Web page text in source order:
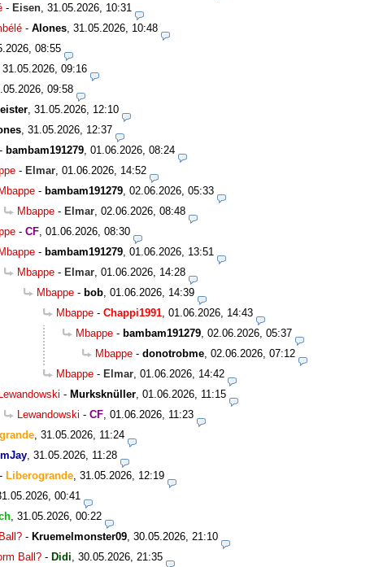
- Eisen 31.05.2026, 10:31
- Alones 31.05.2026, 10:48
08:55
31.05.2026, 09:16
09:58
31.05.2026, 12:10
31.05.2026, 12:37
- bambam191279 01.06.2026, 08:24
- Elmar 01.06.2026, 14:52
Mbappe - bambam191279 02.06.2026, 05:33
Mbappe - Elmar 02.06.2026, 08:48
- CF 01.06.2026, 08:30
Mbappe - bambam191279 01.06.2026, 13:51
Mbappe - Elmar 01.06.2026, 14:28
Mbappe - bob 01.06.2026, 14:39
Mbappe - Chappi1991 01.06.2026, 14:43
Mbappe - bambam191279 02.06.2026, 05:37
Mbappe - donotrobme 02.06.2026, 07:12
Mbappe - Elmar 01.06.2026, 14:42
Lewandowski - Murksknüller 01.06.2026, 11:15
Lewandowski - CF 01.06.2026, 11:23
31.05.2026, 11:24
31.05.2026, 11:28
- Liberogrande 31.05.2026, 12:19
00:41
31.05.2026, 00:22
- Kruemelmonster09 30.05.2026, 21:10
Ball? - Didi 30.05.2026, 21:35